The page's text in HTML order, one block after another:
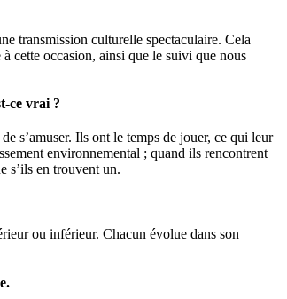
transmission culturelle spectaculaire. Cela
cette occasion, ainsi que le suivi que nous
ce vrai ?
s’amuser. Ils ont le temps de jouer, ce qui leur
environnemental ; quand ils rencontrent
s’ils en trouvent un.
ou inférieur. Chacun évolue dans son